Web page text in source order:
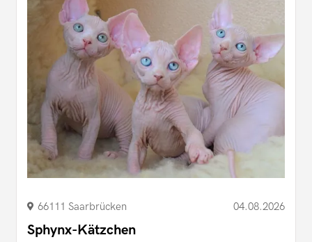
66111 Saarbrücken 04.08.2026
Sphynx-Kätzchen